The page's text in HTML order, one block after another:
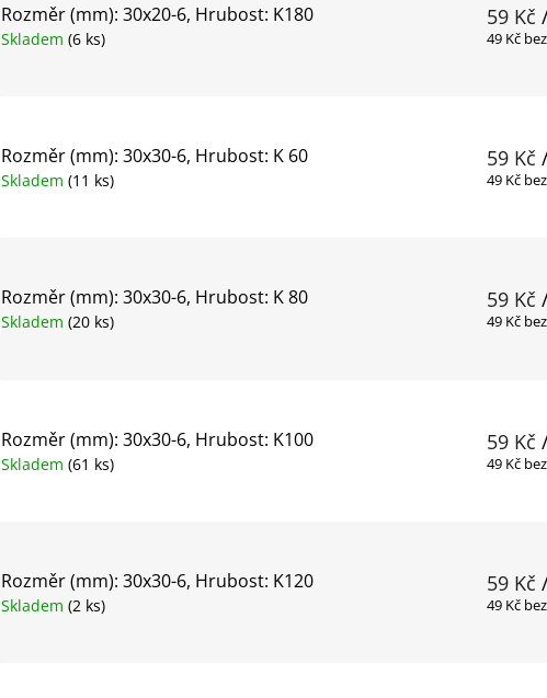
Rozměr (mm): 30x20-6, Hrubost: K180
Skladem (6 ks)
59 Kč
49 Kč
Rozměr (mm): 30x30-6, Hrubost: K 60
Skladem (11 ks)
59 Kč
49 Kč
Rozměr (mm): 30x30-6, Hrubost: K 80
Skladem (20 ks)
59 Kč
49 Kč
Rozměr (mm): 30x30-6, Hrubost: K100
Skladem (61 ks)
59 Kč
49 Kč
Rozměr (mm): 30x30-6, Hrubost: K120
Skladem (2 ks)
59 Kč
49 Kč